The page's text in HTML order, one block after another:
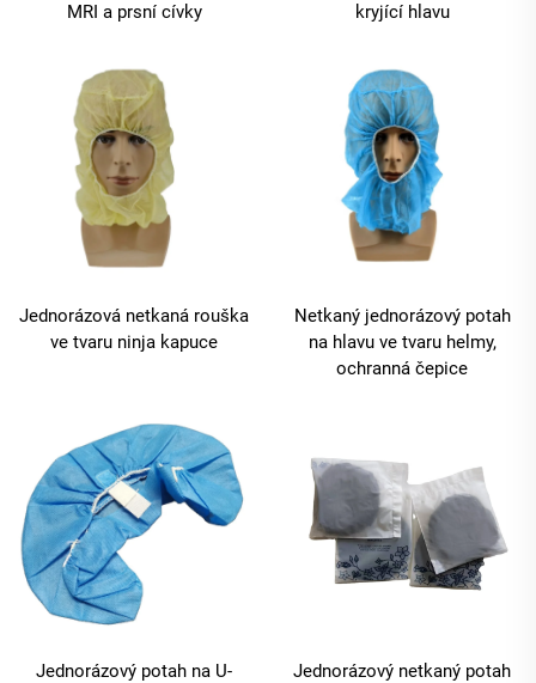
MRI a prsní cívky
kryjící hlavu
Jednorázová netkaná rouška
ve tvaru ninja kapuce
Netkaný jednorázový potah
na hlavu ve tvaru helmy,
ochranná čepice
Jednorázový potah na U-
Jednorázový netkaný potah